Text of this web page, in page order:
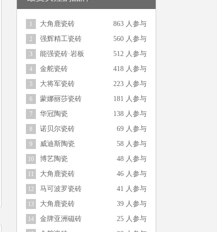
1 大角鹿瓷砖 863 人参与
2 强辉精工瓷砖 560 人参与
3 能强瓷砖·岩板 512 人参与
4 金舵瓷砖 418 人参与
5 大将军瓷砖 223 人参与
6 蒙娜丽莎瓷砖 181 人参与
7 华冠陶瓷 138 人参与
8 诺贝尔瓷砖 69 人参与
9 威迪斯陶瓷 58 人参与
10 博艺陶瓷 48 人参与
11 大角鹿瓷砖 46 人参与
12 马可波罗瓷砖 41 人参与
13 大角鹿瓷砖 39 人参与
14 金牌亚洲磁砖 25 人参与